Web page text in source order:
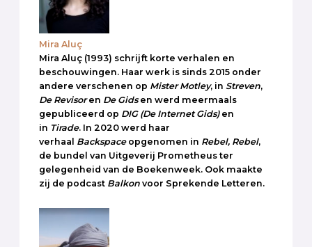
Mira Aluç
Mira Aluç (1993) schrijft korte verhalen en
beschouwingen. Haar werk is sinds 2015 onder
andere verschenen op Mister Motley, in Streven,
De Revisoren De Gidsen werd meermaals
gepubliceerd op DIG (De Internet Gids)en
in Tirade. In 2020 werd haar
verhaal Backspaceopgenomen in Rebel, Rebel,
de bundel van Uitgeverij Prometheus ter
gelegenheid van de Boekenweek. Ook maakte
zij de podcast Balkon voor Sprekende Letteren.